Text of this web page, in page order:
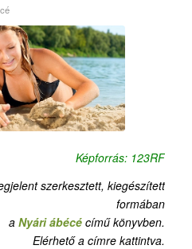
Képforrás: 123RF
szerkesztett, kiegészített
formában
aNyári ábécé című könyvben.
Elérhető a címre kattintva.